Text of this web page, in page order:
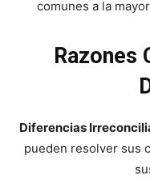
comunes a la
Razones
Diferencias
pueden resolver sus